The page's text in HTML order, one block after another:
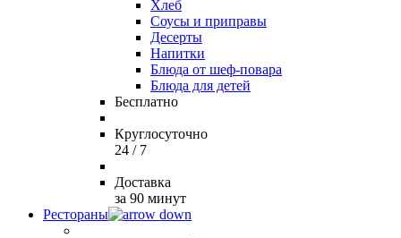
Хлеб
Соусы и приправы
Десерты
Напитки
Блюда от шеф-повара
Блюда для детей
Бесплатно
Круглосуточно
24 / 7
Доставка
за 90 минут
Рестораны